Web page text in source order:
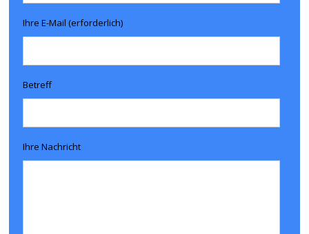
Ihre E-Mail (erforderlich)
Betreff
Ihre Nachricht